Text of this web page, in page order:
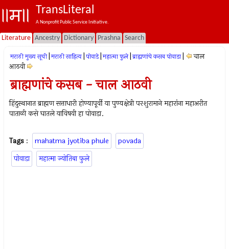
TransLiteral
A Nonprofit Public Service Initiative.
Literature Ancestry Dictionary Prashna Search
मराठी मुख्य सूची मराठी साहित्य पोवाडे महात्मा फुले ब्राह्मणांचे कसब पोवाडा
चाल
आठवी
ब्राह्मणांचे कसब - चाल आठवी
हिंदुस्थानात ब्राह्मण सत्ताधारी होण्यापूर्वी या पुण्यक्षेत्री परशुरामाने महारांना महाअरीत
पाताळी कसे घातले याविषयी हा पोवाडा.
Tags : mahatma jyotiba phule
povada
पोवाडा
महात्मा ज्योतिबा फुले